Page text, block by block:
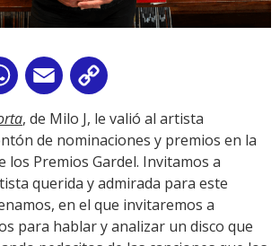
WhatsApp
Email
Link
, de Milo J, le valió al artista
de nominaciones y premios en la
los Premios Gardel. Invitamos a
querida y admirada para este
en el que invitaremos a
para hablar y analizar un disco que